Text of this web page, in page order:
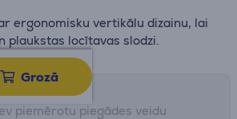
ergonomisku vertikālu dizainu, lai
plaukstas locītavas slodzi.
Grozā
iespējas
piemērotu piegādes veidu